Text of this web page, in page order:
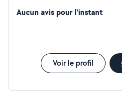
Aucun avis pour l'instant
Voir le profil